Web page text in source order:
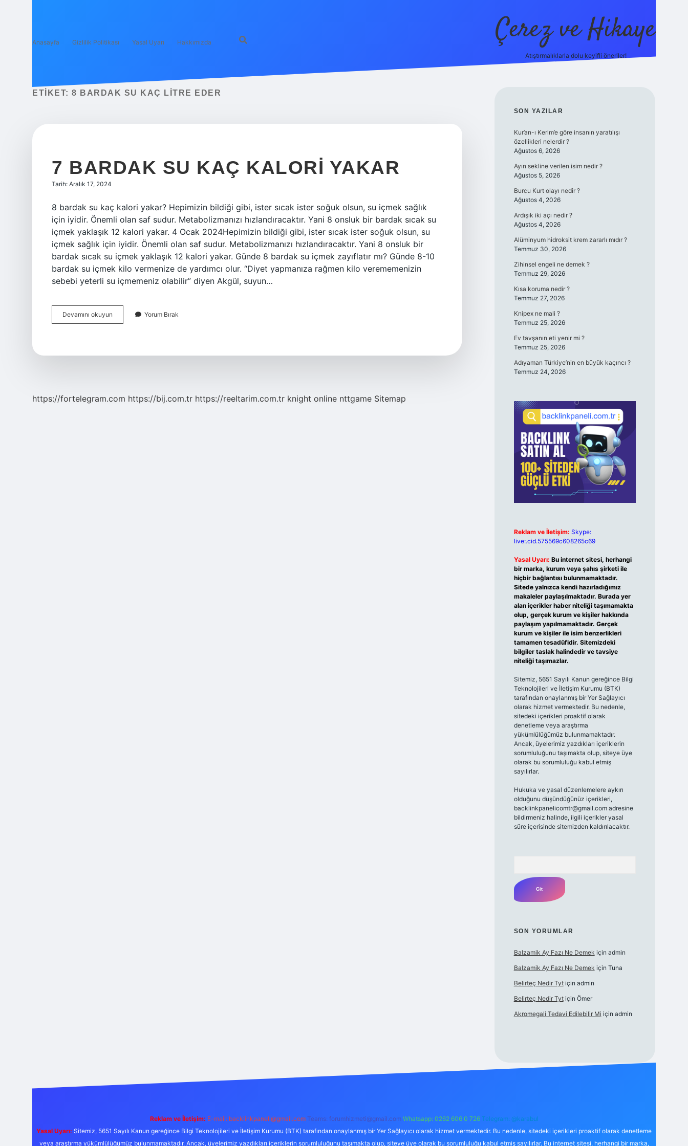
Anasayfa Gizlilik Politikası Yasal Uyarı Hakkımızda Çerez ve Hikaye
Atıştırmalıklarla dolu keyifli öneriler!
ETIKET: 8 BARDAK SU KAÇ LITRE EDER
7 BARDAK SU KAÇ KALORI YAKAR
Tarih: Aralık 17, 2024
8 bardak su kaç kalori yakar? Hepimizin bildiği gibi, ister sıcak ister soğuk olsun, su içmek sağlık
için iyidir. Önemli olan saf sudur. Metabolizmanızı hızlandıracaktır. Yani 8 onsluk bir bardak sıcak su
içmek yaklaşık 12 kalori yakar. 4 Ocak 2024Hepimizin bildiği gibi, ister sıcak ister soğuk olsun, su
içmek sağlık için iyidir. Önemli olan saf sudur. Metabolizmanızı hızlandıracaktır. Yani 8 onsluk bir
bardak sıcak su içmek yaklaşık 12 kalori yakar. Günde 8 bardak su içmek zayıflatır mı? Günde 8-10
bardak su içmek kilo vermenize de yardımcı olur. “Diyet yapmanıza rağmen kilo verememenizin
sebebi yeterli su içmemeniz olabilir” diyen Akgül, suyun…
Devamını okuyun
Bardak
Yorum Bırak
https://fortelegram.com https://bij.com.tr https://reeltarim.com.tr knight online nttgame Sitemap
SIDEBAR
SON YAZILAR
Kur’an-ı Kerim’e göre insanın yaratılışı
özellikleri nelerdir ?
Ağustos 6, 2026
Ayın sekline verilen isim nedir ?
Ağustos 5, 2026
Burcu Kurt olayı nedir ?
Ağustos 4, 2026
Ardışık iki açı nedir ?
Ağustos 4, 2026
Alüminyum hidroksit krem zararlı mıdır ?
Temmuz 30, 2026
Zihinsel engeli ne demek ?
Temmuz 29, 2026
Kısa koruma nedir ?
Temmuz 27, 2026
Knipex ne mali ?
Temmuz 25, 2026
Ev tavşanın eti yenir mi ?
Temmuz 25, 2026
Adıyaman Türkiye’nin en büyük kaçıncı ?
Temmuz 24, 2026
Reklam ve İletişim: Skype:
live:.cid.575569c608265c69
Yasal Uyarı: Bu internet sitesi, herhangi
bir marka, kurum veya şahıs şirketi ile
hiçbir bağlantısı bulunmamaktadır.
Sitede yalnızca kendi hazırladığımız
makaleler paylaşılmaktadır. Burada yer
alan içerikler haber niteliği taşımamakta
olup, gerçek kurum ve kişiler hakkında
paylaşım yapılmamaktadır. Gerçek
kurum ve kişiler ile isim benzerlikleri
tamamen tesadüfidir. Sitemizdeki
bilgiler taslak halindedir ve tavsiye
niteliği taşımazlar.
Sitemiz, 5651 Sayılı Kanun gereğince Bilgi
Teknolojileri ve İletişim Kurumu (BTK)
tarafından onaylanmış bir Yer Sağlayıcı
olarak hizmet vermektedir. Bu nedenle,
sitedeki içerikleri proaktif olarak
denetleme veya araştırma
yükümlülüğümüz bulunmamaktadır.
Ancak, üyelerimiz yazdıkları içeriklerin
sorumluluğunu taşımakta olup, siteye üye
olarak bu sorumluluğu kabul etmiş
sayılırlar.
Hukuka ve yasal düzenlemelere aykırı
olduğunu düşündüğünüz içerikleri,
backlinkpanelicomtr@gmail.comadresine
bildirmeniz halinde, ilgili içerikler yasal
süre içerisinde sitemizden kaldırılacaktır.
SON YORUMLAR
Balzamik Ay Fazı Ne Demek için admin
Balzamik Ay Fazı Ne Demek için Tuna
Belirteç Nedir Tytiçin admin
Belirteç Nedir Tytiçin Ömer
Akromegali Tedavi Edilebilir Mi için admin
Reklam ve İletişim: E-mail: backlinkpaneli@gmail.com Teams: forumhizmeti@gmail.com Whatsapp: 0262 606 0 726 Telegram: @karabul
Yasal Uyarı: Sitemiz, 5651 Sayılı Kanun gereğince Bilgi Teknolojileri ve İletişim Kurumu (BTK) tarafından onaylanmış bir Yer Sağlayıcı olarak hizmet vermektedir. Bu nedenle, sitedeki içerikleri proaktif olarak denetleme
veya araştırma yükümlülüğümüz bulunmamaktadır. Ancak, üyelerimiz yazdıkları içeriklerin sorumluluğunu taşımakta olup, siteye üye olarak bu sorumluluğu kabul etmiş sayılırlar. Bu internet sitesi, herhangi bir marka,